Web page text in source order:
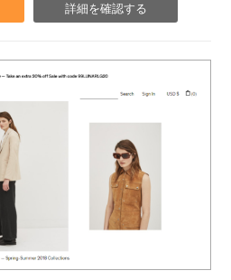
詳細を確認する